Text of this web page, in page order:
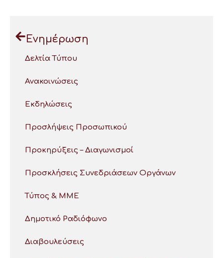
Ενημέρωση
Δελτία Τύπου
Ανακοινώσεις
Εκδηλώσεις
Προσλήψεις Προσωπικού
Προκηρύξεις – Διαγωνισμοί
Προσκλήσεις Συνεδριάσεων Οργάνων
Τύπος & ΜΜΕ
Δημοτικό Ραδιόφωνο
Διαβουλεύσεις